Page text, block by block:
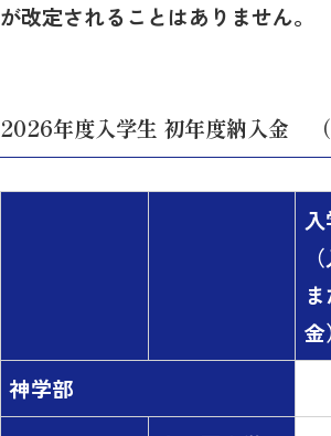
が改定されることはありません。
2026年度入学生 初年度納入金 （
金
神学部